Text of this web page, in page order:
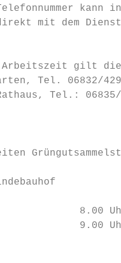
mit dem
Arbeitszeit gilt
Tel. 06832/
Tel.:
8.00
9.00